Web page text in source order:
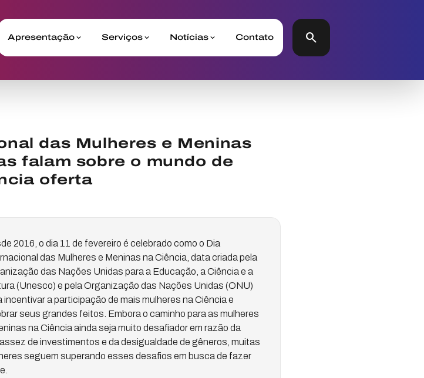
Apresentação Serviços Notícias Contato search
das Mulheres e Meninas
falam sobre o mundo de
oferta
2016, o dia 11 de fevereiro é celebrado como o Dia
das Mulheres e Meninas na Ciência, data criada pela
das Nações Unidas para a Educação, a Ciência e a
(Unesco) e pela Organização das Nações Unidas (ONU)
incentivar a participação de mais mulheres na Ciência e
seus grandes feitos. Embora o caminho para as mulheres
na Ciência ainda seja muito desafiador em razão da
de investimentos e da desigualdade de gêneros, muitas
seguem superando esses desafios em busca de fazer